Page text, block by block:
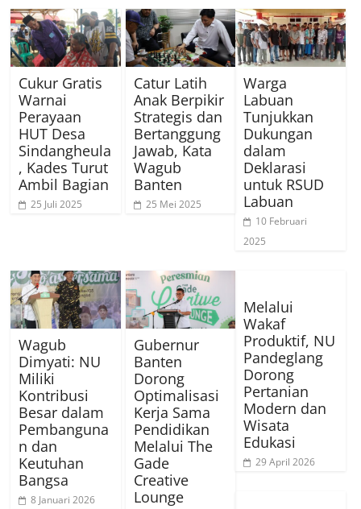
Cukur Gratis
Warnai
Perayaan
HUT Desa
Sindangheula
, Kades Turut
Ambil Bagian
25 Juli 2025
Catur Latih
Anak Berpikir
Strategis dan
Bertanggung
Jawab, Kata
Wagub
Banten
25 Mei 2025
Warga
Labuan
Tunjukkan
Dukungan
dalam
Deklarasi
untuk RSUD
Labuan
10 Februari
2025
Wagub
Dimyati: NU
Miliki
Kontribusi
Besar dalam
Pembanguna
n dan
Keutuhan
Bangsa
8 Januari 2026
Gubernur
Banten
Dorong
Optimalisasi
Kerja Sama
Pendidikan
Melalui The
Gade
Creative
Lounge
Melalui
Wakaf
Produktif, NU
Pandeglang
Dorong
Pertanian
Modern dan
Wisata
Edukasi
29 April 2026